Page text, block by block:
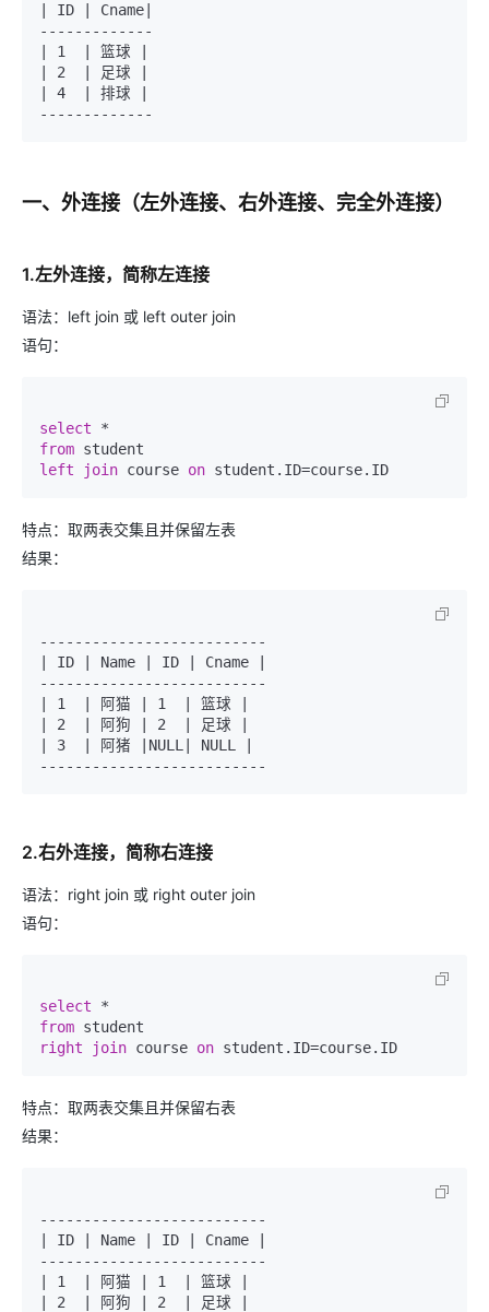
| ID | Cname|
-------------
| 1  | 篮球 |
| 2  | 足球 |
| 4  | 排球 |
一、外连接（左外连接、右外连接、完全外连接）
1.左外连接，简称左连接
语法：left join 或 left outer join
语句：
select
*
from
left
join course on student.ID=
特点：取两表交集且并保留左表
结果：
--------------------------
| ID | Name | ID | Cname |
--------------------------
| 1  | 阿猫 | 1  | 篮球 |
| 2  | 阿狗 | 2  | 足球 |
| 3  | 阿猪 |NULL| NULL |
2.右外连接，简称右连接
语法：right join 或 right outer join
语句：
select
*
from
right
join course on student.ID=
特点：取两表交集且并保留右表
结果：
--------------------------
| ID | Name | ID | Cname |
--------------------------
| 1  | 阿猫 | 1  | 篮球 |
| 2  | 阿狗 | 2  | 足球 |